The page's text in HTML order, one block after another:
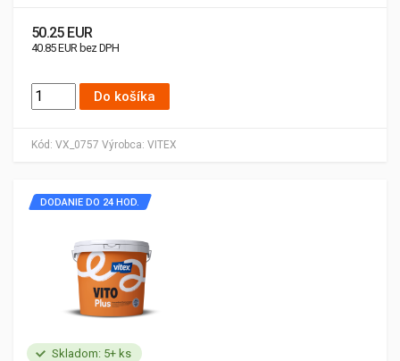
Kód: VX_0757 Výrobca: VITEX
50.25 EUR
40.85 EUR bez DPH
Do košíka
Skladom: 5+ ks
DODANIE DO 24 HOD.